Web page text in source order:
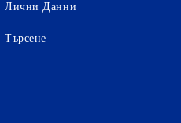
Лични Данни
Търсене